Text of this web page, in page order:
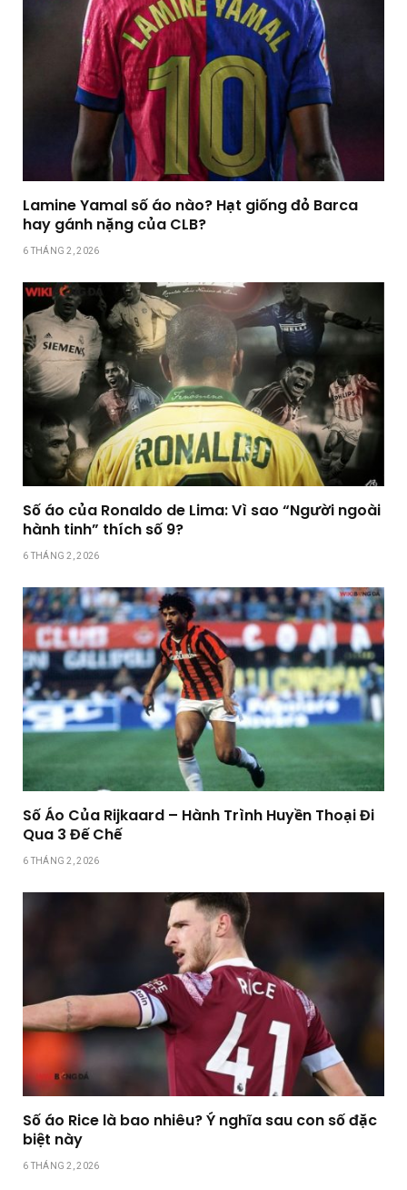
Lamine Yamal số áo nào? Hạt giống đỏ Barca
hay gánh nặng của CLB?
6 THÁNG 2, 2026
Số áo của Ronaldo de Lima: Vì sao “Người ngoài
hành tinh” thích số 9?
6 THÁNG 2, 2026
Số Áo Của Rijkaard – Hành Trình Huyền Thoại Đi
Qua 3 Đế Chế
6 THÁNG 2, 2026
Số áo Rice là bao nhiêu? Ý nghĩa sau con số đặc
biệt này
6 THÁNG 2, 2026